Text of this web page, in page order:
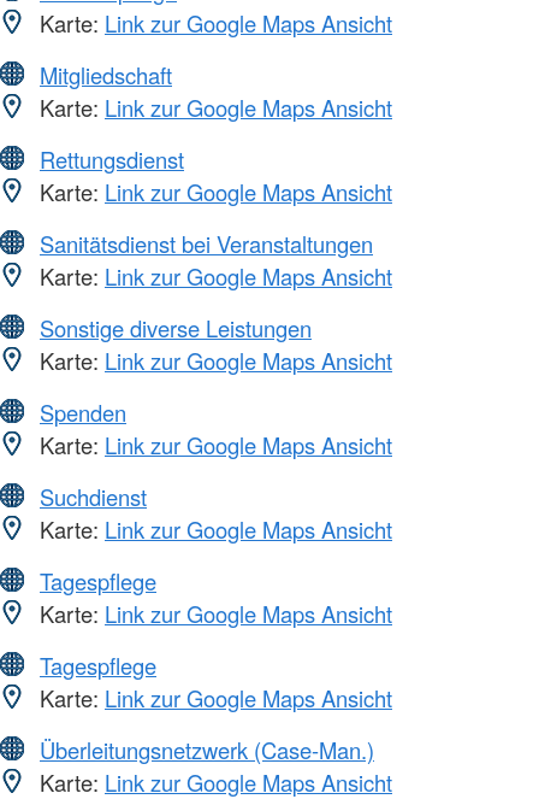
Karte: Link zur Google Maps Ansicht
Mitgliedschaft
Karte: Link zur Google Maps Ansicht
Rettungsdienst
Karte: Link zur Google Maps Ansicht
Sanitätsdienst bei Veranstaltungen
Karte: Link zur Google Maps Ansicht
Sonstige diverse Leistungen
Karte: Link zur Google Maps Ansicht
Spenden
Karte: Link zur Google Maps Ansicht
Suchdienst
Karte: Link zur Google Maps Ansicht
Tagespflege
Karte: Link zur Google Maps Ansicht
Tagespflege
Karte: Link zur Google Maps Ansicht
Überleitungsnetzwerk (Case-Man.)
Karte: Link zur Google Maps Ansicht